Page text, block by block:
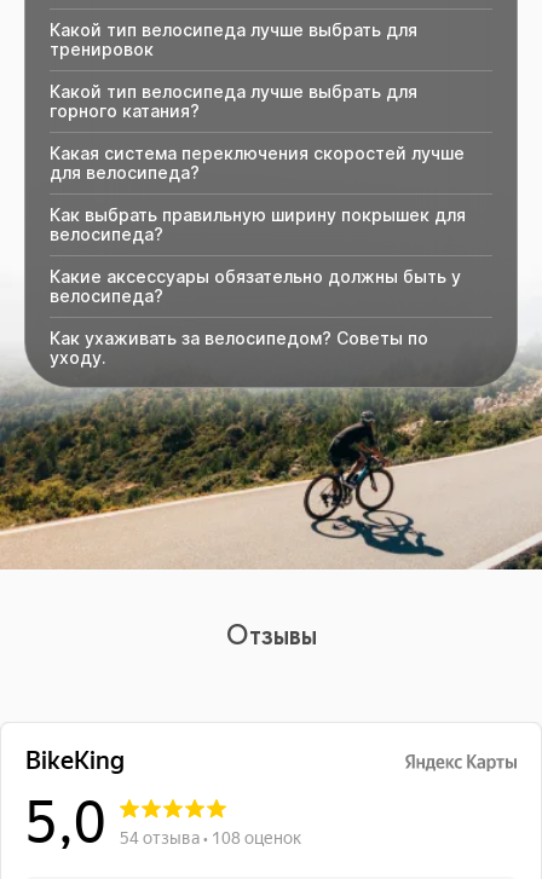
Какой тип велосипеда лучше выбрать для
тренировок
Какой тип велосипеда лучше выбрать для
горного катания?
Какая система переключения скоростей лучше
для велосипеда?
Как выбрать правильную ширину покрышек для
велосипеда?
Какие аксессуары обязательно должны быть у
велосипеда?
Как ухаживать за велосипедом? Советы по
уходу.
Отзывы